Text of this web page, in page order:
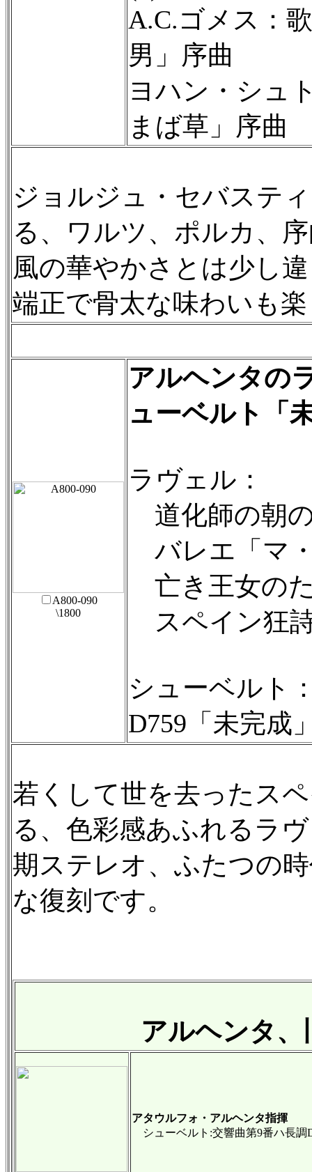
A.C.ゴメス：
男」序曲
ヨハン・シュ
まば草」序曲
ジョルジュ・セバステ
る、ワルツ、ポルカ、
風の華やかさとは少し
端正で骨太な味わいも
A800-090
\1800
アルヘンタの
ューベルト「
ラヴェル：
道化師の朝
バレエ「マ
亡き王女の
スペイン狂
シューベルト
D759「未完成
若くして世を去ったス
る、色彩感あふれるラ
期ステレオ、ふたつの
な復刻です。
アルヘンタ、
アタウルフォ・アルヘンタ指揮
シューベルト:交響曲第9番ハ長調